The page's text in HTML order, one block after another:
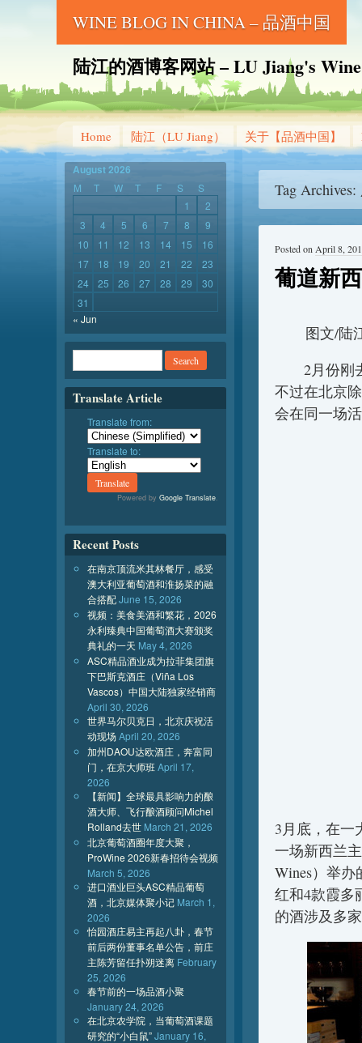
WINE BLOG IN CHINA – 品酒中国
陆江的酒博客网站 – LU Jiang's
Home 陆江（LU Jiang） 关于【品酒中国】
Tag Archives:
葡道新
Posted on April 8,
图文/陆
2月份刚去
不过在北京
会在同一场
3月底，在一
一场新西兰
Wines）举
红和4款霞多
的酒涉及多
August 2026
M T W T F S
S
1
2
3
4 5 6 7 8
9
10
11 12 13 14 15
16
17
18 19 20 21 22
23
24
25 26 27 28 29
30
31
« Jun
Translate Article
Translate from:
Translate to:
Powered by Google Translate.
Recent Posts
在南京顶流米其林餐厅，感受
澳大利亚葡萄酒和淮扬菜的融
合搭配June 15, 2026
视频：美食美酒和繁花，2026
永利臻典中国葡萄酒大赛颁奖
典礼的一天 May 4, 2026
ASC精品酒业成为拉菲集团旗
下巴斯克酒庄（Viña Los
Vascos）中国大陆独家经销商
April 30, 2026
世界马尔贝克日，北京庆祝活
动现场April 20, 2026
加州DAOU达欧酒庄，奔富同
门，在京大师班 April 17,
2026
【新闻】全球最具影响力的酿
酒大师、飞行酿酒顾问Michel
Rolland去世 March 21, 2026
北京葡萄酒圈年度大聚，
ProWine 2026新春招待会视频
March 5, 2026
进口酒业巨头ASC精品葡萄
酒，北京媒体聚小记 March 1,
2026
怡园酒庄易主再起八卦，春节
前后两份董事名单公告，前庄
主陈芳留任扑朔迷离 February
25, 2026
春节前的一场品酒小聚
January 24, 2026
在北京农学院，当葡萄酒课题
研究的“小白鼠”January 16,